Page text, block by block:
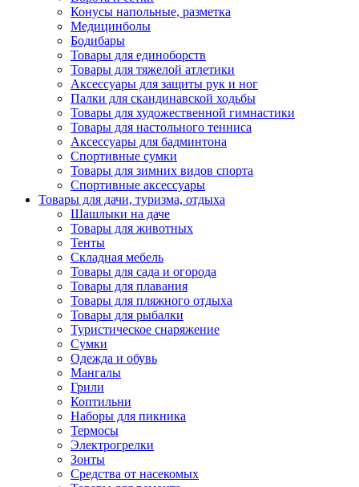
Конусы напольные, разметка
Медицинболы
Бодибары
Товары для единоборств
Товары для тяжелой атлетики
Аксессуары для защиты рук и ног
Палки для скандинавской ходьбы
Товары для художественной гимнастики
Товары для настольного тенниса
Аксессуары для бадминтона
Спортивные сумки
Товары для зимних видов спорта
Спортивные аксессуары
Товары для дачи, туризма, отдыха
Шашлыки на даче
Товары для животных
Тенты
Складная мебель
Товары для сада и огорода
Товары для плавания
Товары для пляжного отдыха
Товары для рыбалки
Туристическое снаряжение
Сумки
Одежда и обувь
Мангалы
Грили
Коптильни
Наборы для пикника
Термосы
Электрогрелки
Зонты
Средства от насекомых